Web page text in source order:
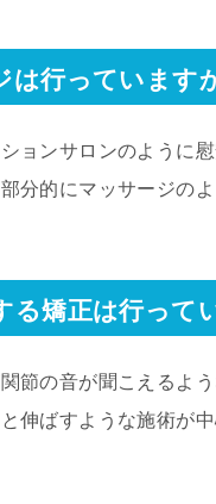
は行っています
ョンサロンのように
分的にマッサージの
る矯正は行って
節の音が聞こえるよ
伸ばすような施術が